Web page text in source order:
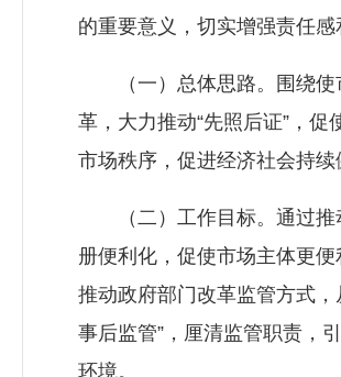
的重要意义，切实增强责任
（一）总体思路。围绕使
革，大力推动“先照后证”，
市场秩序，促进经济社会持续
（二）工作目标。通过推动
册便利化，促使市场主体更
推动政府部门改革监管方式，
事后监管”，厘清监管职责，
环境。